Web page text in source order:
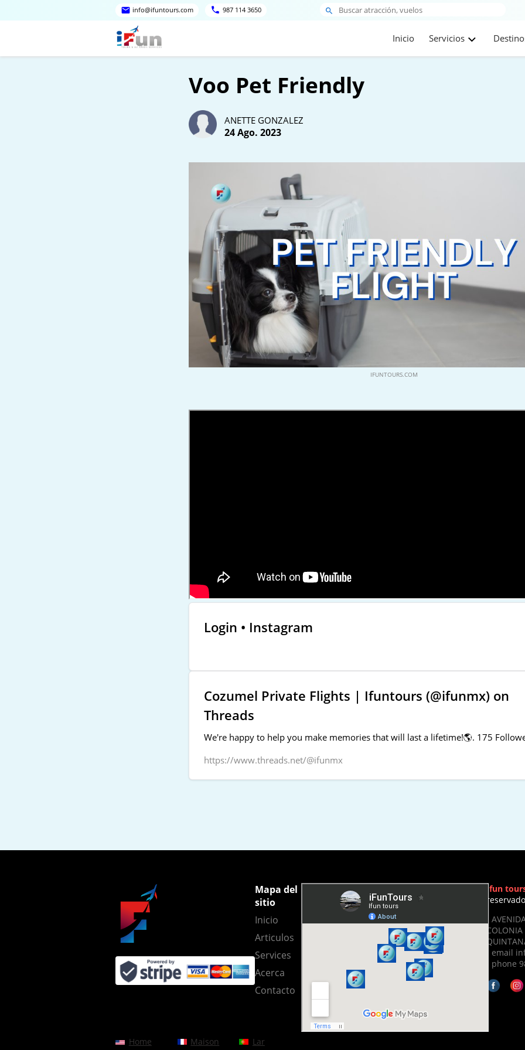
info@ifuntours.com 987 114 3650
Inicio Servicios
Voo Pet Friendly
ANETTE GONZALEZ
24 Ago. 2023
IFUNTOURS.COM
Login • Instagram
Cozumel Private Flights | Ifuntours (@ifunmx) on
Threads
We're happy to help you make memories that will last a lifetime!🌎. 175
https://www.threads.net/@ifunmx
Mapa del
sitio
Inicio
Articulos
Services
Acerca
Contacto
Ifun
-
- email
- phone
Home Maison Lar